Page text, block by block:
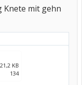
Knete mit gehn
21,2 KB
134